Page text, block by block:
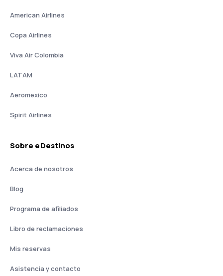
American Airlines
Copa Airlines
Viva Air Colombia
LATAM
Aeromexico
Spirit Airlines
Sobre eDestinos
Acerca de nosotros
Blog
Programa de afiliados
Libro de reclamaciones
Mis reservas
Asistencia y contacto